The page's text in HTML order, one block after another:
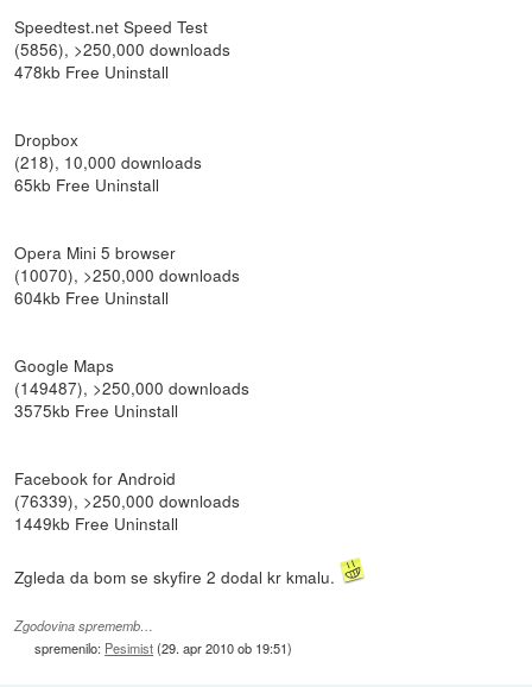
Speedtest.net Speed Test
(5856), >250,000 downloads
478kb Free Uninstall
Dropbox
(218), 10,000 downloads
65kb Free Uninstall
Opera Mini 5 browser
(10070), >250,000 downloads
604kb Free Uninstall
Google Maps
(149487), >250,000 downloads
3575kb Free Uninstall
Facebook for Android
(76339), >250,000 downloads
1449kb Free Uninstall
Zgleda da bom se skyfire 2 dodal kr kmalu.
Zgodovina sprememb…
spremenilo: Pesimist(29. apr 2010 ob 19:51)